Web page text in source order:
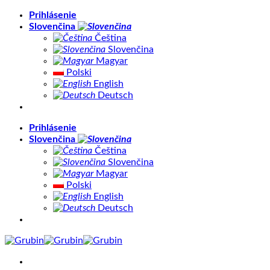
Skip
Prihlásenie
Slovenčina
Čeština
Slovenčina
Magyar
Polski
English
Deutsch
Prihlásenie
Slovenčina
Čeština
Slovenčina
Magyar
Polski
English
Deutsch